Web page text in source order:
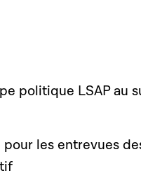
politique LSAP au
pour les entrevues